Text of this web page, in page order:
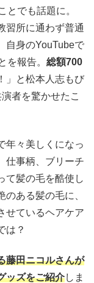
とでも話題に。
習所に通わず普通
自身のYouTubeで
を報告。 総額700
」と松本人志もび
者を驚かせたこ
年々美しくになっ
仕事柄、ブリーチ
て髪の毛を酷使し
ある髪の毛に、
せているヘアケア
は？
藤田ニコルさんが
ッズをご紹介しま